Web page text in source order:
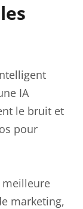
IA
le bruit et
pour
meilleure
marketing,